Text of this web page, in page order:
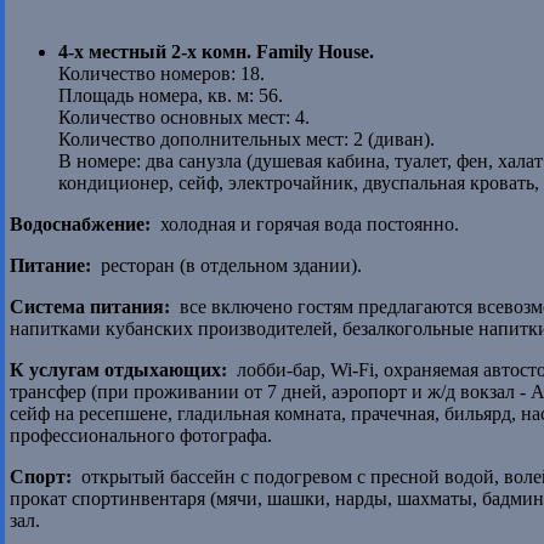
4-х местный 2-х комн. Family House.
Количество номеров: 18.
Площадь номера, кв. м: 56.
Количество основных мест: 4.
Количество дополнительных мест: 2 (диван).
В номере: два санузла (душевая кабина, туалет, фен,
кондиционер, сейф, электрочайник, двуспальная
Водоснабжение: холодная и горячая вода постоянно.
Питание: ресторан (в отдельном здании).
Система питания: все включено гостям предлагаются
напитками кубанских производителей, безалкогольные
К услугам отдыхающих: лобби-бар, Wi-Fi, охраняемая
трансфер (при проживании от 7 дней, аэропорт и ж/д вокзал -
сейф на ресепшене, гладильная комната, прачечная, бильярд,
профессионального фотографа.
Спорт: открытый бассейн с подогревом с пресной водой,
прокат спортинвентаря (мячи, шашки, нарды, шахматы,
зал.